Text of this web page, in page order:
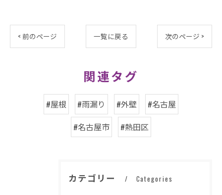
< 前のページ 一覧に戻る 次のページ >
関連タグ
#屋根 #雨漏り #外壁
#名古屋
#名古屋市
#熱田区
カテゴリー Categories